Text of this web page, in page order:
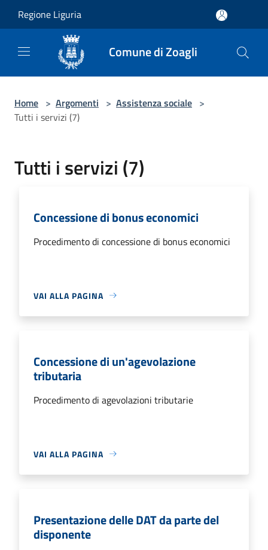
Regione Liguria
Comune di Zoagli
Home > Argomenti > Assistenza sociale >
Tutti i servizi (7)
Tutti i servizi (7)
Concessione di bonus economici
Procedimento di concessione di bonus economici
VAI ALLA PAGINA
Concessione di un'agevolazione
tributaria
Procedimento di agevolazioni tributarie
VAI ALLA PAGINA
Presentazione delle DAT da parte del
disponente